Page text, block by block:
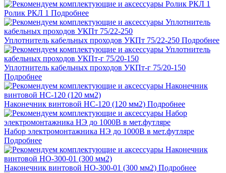
Ролик РКЛ 1 Подробнее
Уплотнитель кабельных проходов УКПт 75/22-250 Подробнее
Уплотнитель кабельных проходов УКПт-г 75/20-150
Подробнее
Наконечник винтовой НС-120 (120 мм2) Подробнее
Набор электромонтажника НЭ до 1000В в мет.футляре
Подробнее
Наконечник винтовой НО-300-01 (300 мм2) Подробнее